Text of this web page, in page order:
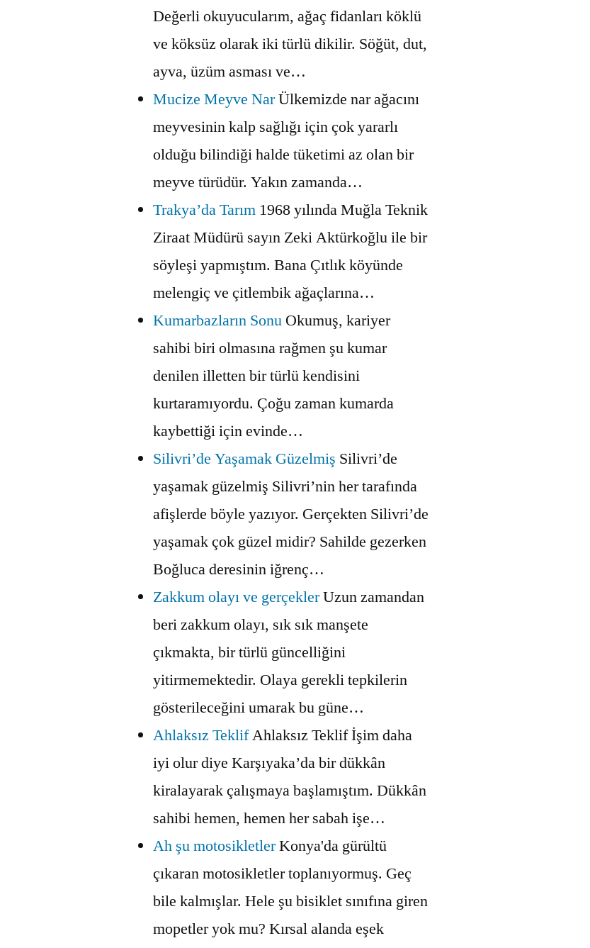
Değerli okuyucularım, ağaç fidanları köklü
ve köksüz olarak iki türlü dikilir. Söğüt, dut,
ayva, üzüm asması ve…
Mucize Meyve NarÜlkemizde nar ağacını
meyvesinin kalp sağlığı için çok yararlı
olduğu bilindiği halde tüketimi az olan bir
meyve türüdür. Yakın zamanda…
Trakya’da Tarım 1968 yılında Muğla Teknik
Ziraat Müdürü sayın Zeki Aktürkoğlu ile bir
söyleşi yapmıştım. Bana Çıtlık köyünde
melengiç ve çitlembik ağaçlarına…
Kumarbazların Sonu Okumuş, kariyer
sahibi biri olmasına rağmen şu kumar
denilen illetten bir türlü kendisini
kurtaramıyordu. Çoğu zaman kumarda
kaybettiği için evinde…
Silivri’de Yaşamak Güzelmiş Silivri’de
yaşamak güzelmiş Silivri’nin her tarafında
afişlerde böyle yazıyor. Gerçekten Silivri’de
yaşamak çok güzel midir? Sahilde gezerken
Boğluca deresinin iğrenç…
Zakkum olayı ve gerçeklerUzun zamandan
beri zakkum olayı, sık sık manşete
çıkmakta, bir türlü güncelliğini
yitirmemektedir. Olaya gerekli tepkilerin
gösterileceğini umarak bu güne…
Ahlaksız TeklifAhlaksız Teklif İşim daha
iyi olur diye Karşıyaka’da bir dükkân
kiralayarak çalışmaya başlamıştım. Dükkân
sahibi hemen, hemen her sabah işe…
Ah şu motosikletlerKonya'da gürültü
çıkaran motosikletler toplanıyormuş. Geç
bile kalmışlar. Hele şu bisiklet sınıfına giren
mopetler yok mu? Kırsal alanda eşek